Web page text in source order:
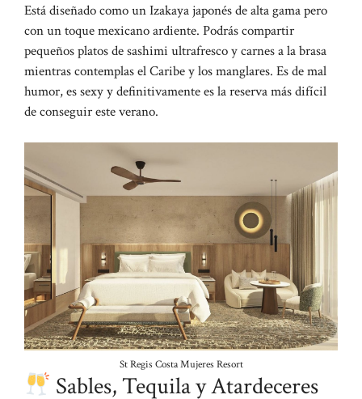
Está diseñado como un Izakaya japonés de alta gama pero
con un toque mexicano ardiente. Podrás compartir
pequeños platos de sashimi ultrafresco y carnes a la brasa
mientras contemplas el Caribe y los manglares. Es de mal
humor, es sexy y definitivamente es la reserva más difícil
de conseguir este verano.
St Regis Costa Mujeres Resort
Sables, Tequila y Atardeceres